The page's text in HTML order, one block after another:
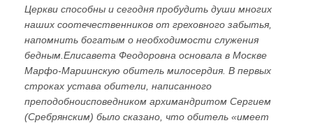
Церкви способны и сегодня пробудить души многих
наших соотечественников от греховного забытья,
напомнить богатым о необходимости служения
бедным.Елисавета Феодоровна основала в Москве
Марфо-Мариинскую обитель милосердия. В первых
строках устава обители, написанного
преподобноисповедником архимандритом Сергием
(Сребрянским) было сказано, что обитель «имеет